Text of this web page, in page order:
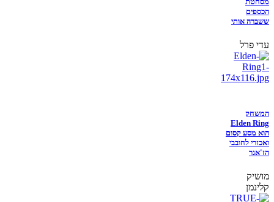
הכספים
ששברה אותי
עדי פרל
המשחק
Elden Ring
הוא מסע קסום
ואכזרי לחובבי
הז'אנר
מושיק
קלינמן